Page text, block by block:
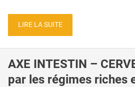
LIRE LA SUITE
AXE INTESTIN –
par les régimes riches